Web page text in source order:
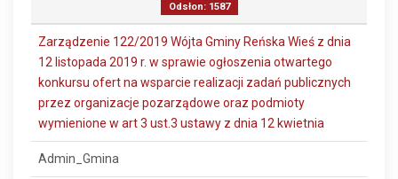
Odsłon: 1587
Zarządzenie 122/2019 Wójta Gminy Reńska Wieś z dnia
12 listopada 2019 r. w sprawie ogłoszenia otwartego
konkursu ofert na wsparcie realizacji zadań publicznych
przez organizacje pozarządowe oraz podmioty
wymienione w art 3 ust.3 ustawy z dnia 12 kwietnia
Admin_Gmina